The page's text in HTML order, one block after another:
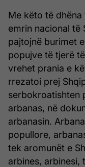
Me këto të
emrin nacional të
pajtojnë burimet
popujve të tjerë
vrehet prania e
rrezatoi prej
serbokroatishten
arbanas, në
arbanasin.
popullore,
tek aromunët e
arbines, arbinesi,